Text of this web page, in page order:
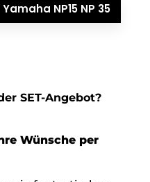
NP15 NP 35
SET-Angebot?
Wünsche per